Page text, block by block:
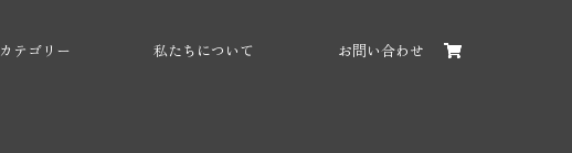
カテゴリー 私たちについて お問い合わせ